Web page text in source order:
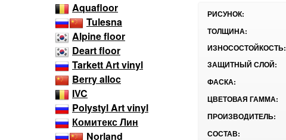
РИСУНОК:
ТОЛЩИНА:
ИЗНОСОСТОЙКОСТЬ:
ЗАЩИТНЫЙ СЛОЙ:
ФАСКА:
ЦВЕТОВАЯ ГАММА:
ПРОИЗВОДИТЕЛЬ:
СОСТАВ:
Aquafloor
Tulesna
Alpine floor
Deart floor
Tarkett Аrt vinyl
Berry alloc
IVC
Polystyl Art vinyl
Комитекс Лин
Norland